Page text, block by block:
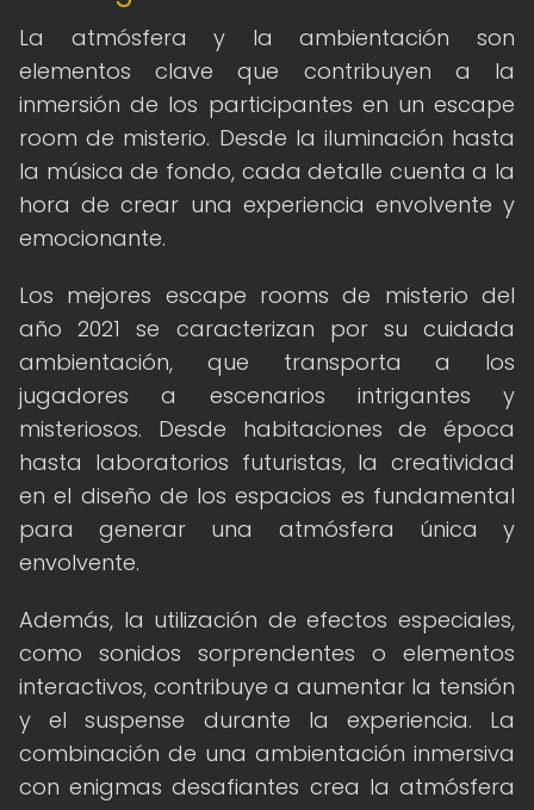
La atmósfera y la ambientación son
elementos clave que contribuyen a la
inmersión de los participantes en un escape
room de misterio. Desde la iluminación hasta
la música de fondo, cada detalle cuenta a la
hora de crear una experiencia envolvente y
emocionante.
Los mejores escape rooms de misterio del
año 2021 se caracterizan por su cuidada
ambientación, que transporta a los
jugadores a escenarios intrigantes y
misteriosos. Desde habitaciones de época
hasta laboratorios futuristas, la creatividad
en el diseño de los espacios es fundamental
para generar una atmósfera única y
envolvente.
Además, la utilización de efectos especiales,
como sonidos sorprendentes o elementos
interactivos, contribuye a aumentar la tensión
y el suspense durante la experiencia. La
combinación de una ambientación inmersiva
con enigmas desafiantes crea la atmósfera